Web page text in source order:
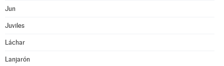
Jun
Juviles
Láchar
Lanjarón